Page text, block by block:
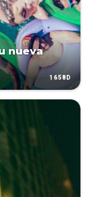
nueva
1658D